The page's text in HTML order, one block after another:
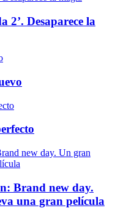
2’. Desaparece la
Brand new day.
una gran película